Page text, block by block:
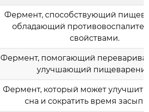
Фермент, способствующий
обладающий
свойствами.
Фермент, помогающий
улучшающий
Фермент, который может улучшить
сна и сократить время